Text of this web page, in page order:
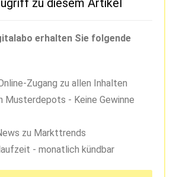
zu diesem Artikel
erhalten Sie folgende
Zugang zu allen Inhalten
Musterdepots - Keine Gewinne
zu Markttrends
- monatlich kündbar